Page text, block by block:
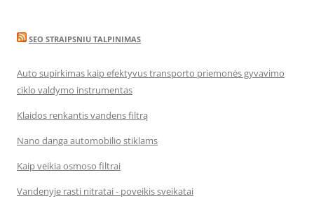
SEO STRAIPSNIU TALPINIMAS
Auto supirkimas kaip efektyvus transporto priemonės gyvavimo
ciklo valdymo instrumentas
Klaidos renkantis vandens filtrą
Nano danga automobilio stiklams
Kaip veikia osmoso filtrai
Vandenyje rasti nitratai - poveikis sveikatai